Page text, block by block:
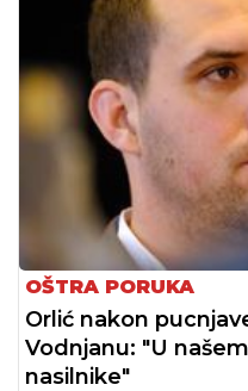
OŠTRA PORUKA
Orlić nakon
Vodnjanu: "U
nasilnike"